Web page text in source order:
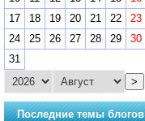
17
18 19 20 21 22
23
24
25 26 27 28 29
30
31
>
Последние темы блогов